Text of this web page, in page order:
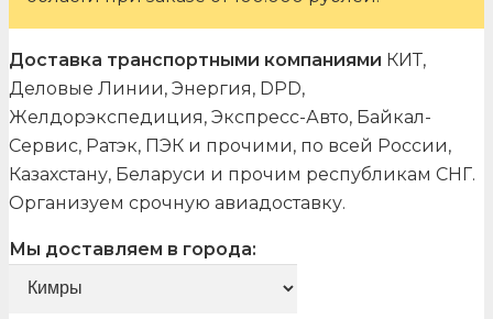
Доставка транспортными компаниями КИТ,
Деловые Линии, Энергия, DPD,
Желдорэкспедиция, Экспресс-Авто, Байкал-
Сервис, Ратэк, ПЭК и прочими, по всей России,
Казахстану, Беларуси и прочим республикам СНГ.
Организуем срочную авиадоставку.
Мы доставляем в города: